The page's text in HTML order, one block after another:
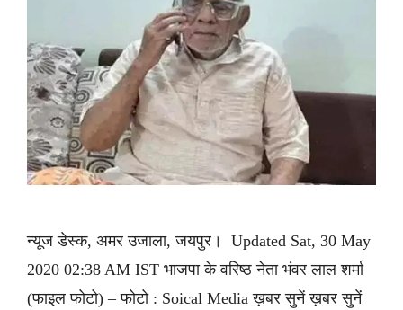
न्यूज डेस्क, अमर उजाला, जयपुर। Updated Sat, 30 May
2020 02:38 AM IST भाजपा के वरिष्ठ नेता भंवर लाल शर्मा
(फाइल फोटो) – फोटो : Soical Media ख़बर सुनें ख़बर सुनें